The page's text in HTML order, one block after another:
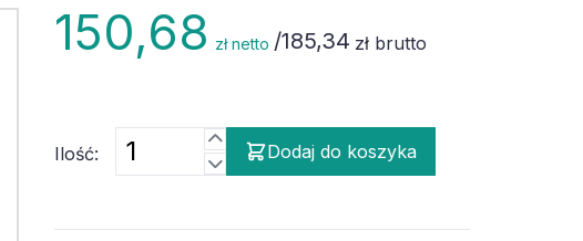
150,68 zł netto /185,34 zł brutto
Ilość: Dodaj do koszyka